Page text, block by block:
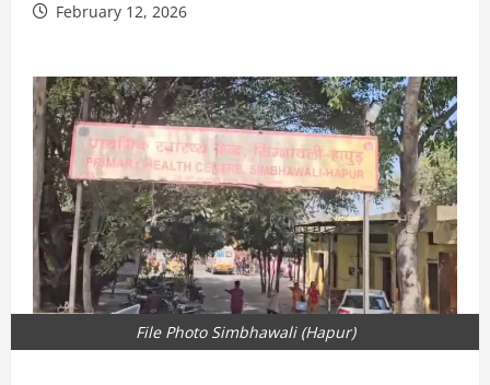
February 12, 2026
File Photo Simbhawali (Hapur)